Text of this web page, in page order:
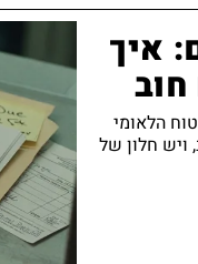
איך
הלאומי
ויש חלון של